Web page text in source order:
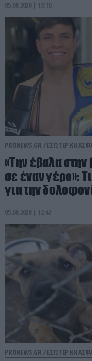
05.08.2026 | 13:10
PRONEWS.GR / ΕΣΩΤΕΡΙΚΗ
«Την έβαλα
σε έναν γέρο»:
για την
05.08.2026 | 12:42
PRONEWS.GR / ΕΣΩΤΕΡΙΚΗ